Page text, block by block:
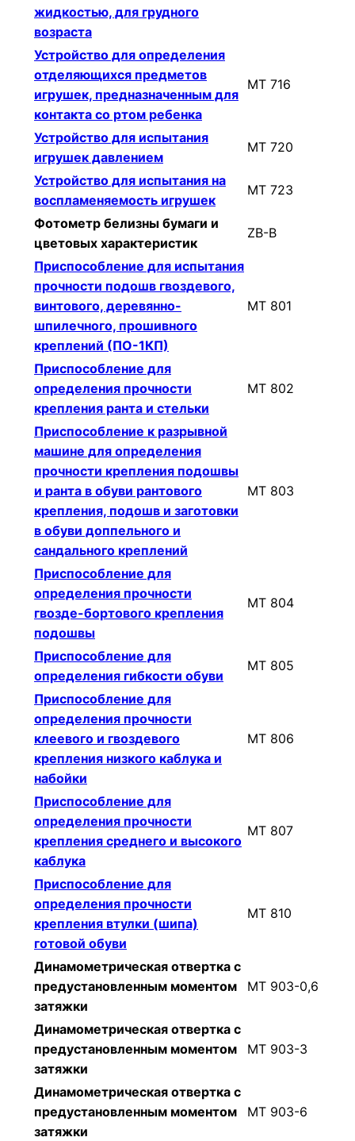
жидкостью, для грудного
возраста
Устройство для определения
отделяющихся предметов
игрушек, предназначенным для
контакта со ртом ребенка
МТ 716
Устройство для испытания
игрушек давлением
МТ 720
Устройство для испытания на
воспламеняемость игрушек
МТ 723
Фотометр белизны бумаги и
цветовых характеристик
ZB-B
Приспособление для испытания
прочности подошв гвоздевого,
винтового, деревянно-
шпилечного, прошивного
креплений (ПО-1КП)
МТ 801
Приспособление для
определения прочности
крепления ранта и стельки
МТ 802
Приспособление к разрывной
машине для определения
прочности крепления подошвы
и ранта в обуви рантового
крепления, подошв и заготовки
в обуви доппельного и
сандального креплений
МТ 803
Приспособление для
определения прочности
гвозде-бортового крепления
подошвы
МТ 804
Приспособление для
определения гибкости обуви
МТ 805
Приспособление для
определения прочности
клеевого и гвоздевого
крепления низкого каблука и
набойки
МТ 806
Приспособление для
определения прочности
крепления среднего и высокого
каблука
МТ 807
Приспособление для
определения прочности
крепления втулки (шипа)
готовой обуви
МТ 810
Динамометрическая отвертка с
предустановленным моментом
затяжки
МТ 903-0,6
Динамометрическая отвертка с
предустановленным моментом
затяжки
МТ 903-3
Динамометрическая отвертка с
предустановленным моментом
затяжки
МТ 903-6